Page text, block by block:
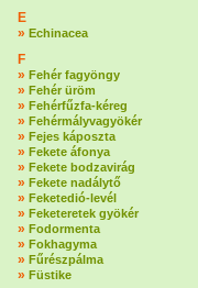
E
» Echinacea
F
» Fehér fagyöngy
» Fehér üröm
» Fehérfűzfa-kéreg
» Fehérmályvagyökér
» Fejes káposzta
» Fekete áfonya
» Fekete bodzavirág
» Fekete nadálytő
» Feketedió-levél
» Feketeretek gyökér
» Fodormenta
» Fokhagyma
» Fűrészpálma
» Füstike